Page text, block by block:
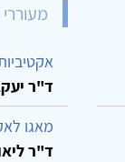
מעוררי
ד"ר
מאגו
ד"ר